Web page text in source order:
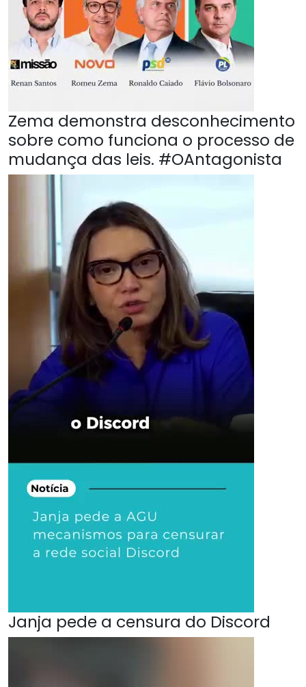
Zema demonstra desconhecimento
sobre como funciona o processo de
mudança das leis. #OAntagonista
Janja pede a censura do Discord